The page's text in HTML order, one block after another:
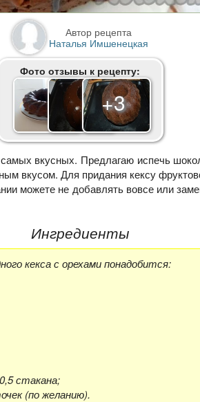
Автор рецепта
Наталья Имшенецкая
Фото отзывы к рецепту:
+3
вкусных. Предлагаю испечь
вкусом. Для придания кексу
можете не добавлять вовсе или
Ингредиенты
кекса с орехами понадобится:
стакана;
(по желанию).